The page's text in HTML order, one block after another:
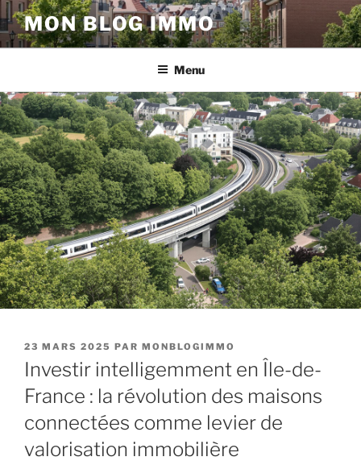
Aller
au
contenu
MON BLOG IMMO
Menu
PUBLIÉ
LE
23 MARS 2025 PAR MONBLOGIMMO
Investir intelligemment en Île-de-
France : la révolution des maisons
connectées comme levier de
valorisation immobilière